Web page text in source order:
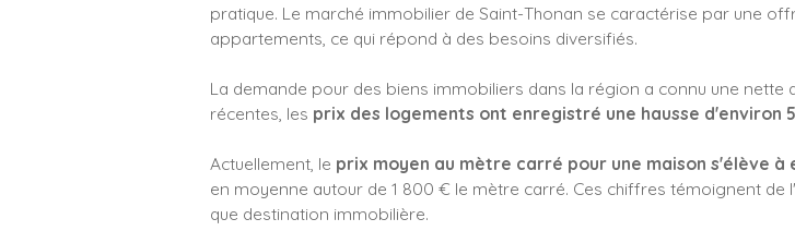
pratique. Le marché immobilier de Saint-Thonan se caractérise par une
appartements, ce qui répond à des besoins diversifiés.
La demande pour des biens immobiliers dans la région a connu une
récentes, les prix des logements ont enregistré une hausse d'environ
Actuellement, le prix moyen au mètre carré pour une maison s'élève à
en moyenne autour de 1 800 € le mètre carré. Ces chiffres témoignent
que destination immobilière.